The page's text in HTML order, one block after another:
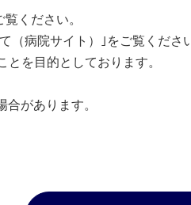
ください。
（病院サイト）｣をご覧くださ
を目的としております。
があります。